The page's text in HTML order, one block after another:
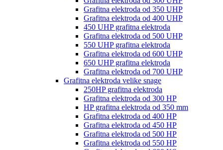
Grafitna elektroda od 350 UHP
Grafitna elektroda od 400 UHP
450 UHP grafitna elektroda
Grafitna elektroda od 500 UHP
550 UHP grafitna elektroda
Grafitna elektroda od 600 UHP
650 UHP grafitna elektroda
Grafitna elektroda od 700 UHP
Grafitna elektroda velike snage
250HP grafitna elektroda
Grafitna elektroda od 300 HP
HP grafitna elektroda od 350 mm
Grafitna elektroda od 400 HP
Grafitna elektroda od 450 HP
Grafitna elektroda od 500 HP
Grafitna elektroda od 550 HP